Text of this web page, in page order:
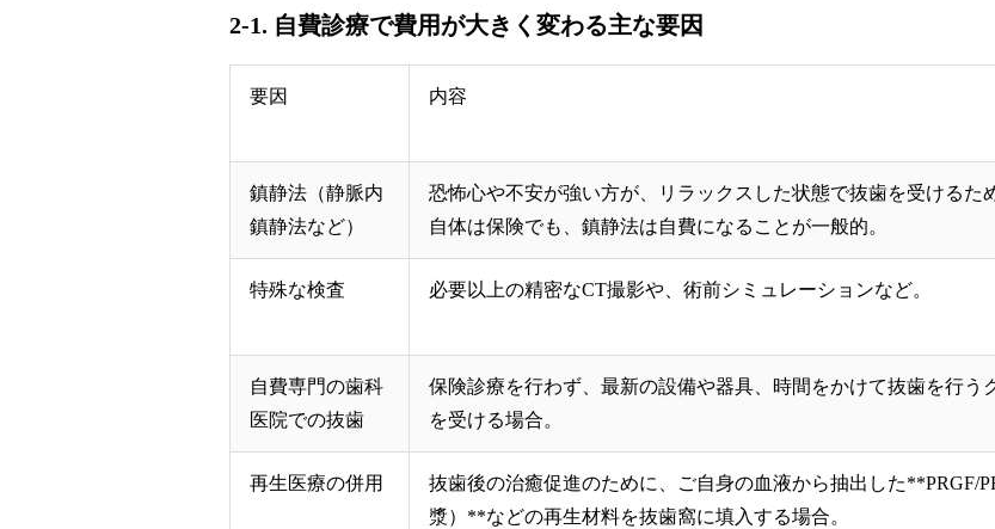
2-1. 自費診療で費用が大きく変わる主な要因
要因 内容
鎮静法（静脈内
鎮静法など）
恐怖心や不安が強い方が、リラックスした状態で抜歯を受けるた
自体は保険でも、鎮静法は自費になることが一般的。
特殊な検査 必要以上の精密なCT撮影や、術前シミュレーションなど。
自費専門の歯科
医院での抜歯
保険診療を行わず、最新の設備や器具、時間をかけて抜歯を行う
を受ける場合。
再生医療の併用
抜歯後の治癒促進のために、ご自身の血液から抽出した**PRGF/
漿）**などの再生材料を抜歯窩に填入する場合。